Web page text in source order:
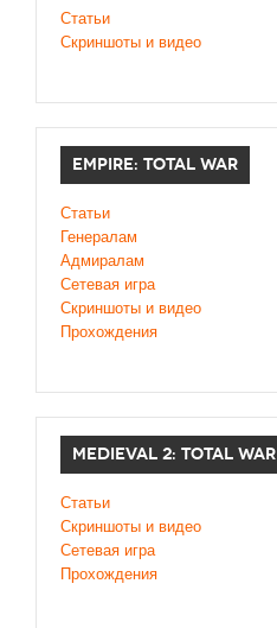
Статьи
Скриншоты и видео
EMPIRE: TOTAL WAR
Статьи
Генералам
Адмиралам
Сетевая игра
Скриншоты и видео
Прохождения
MEDIEVAL 2: TOTAL WAR
Статьи
Скриншоты и видео
Сетевая игра
Прохождения